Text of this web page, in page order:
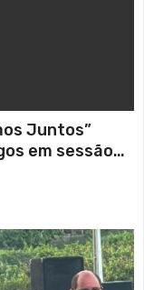
Juntos”
em sessão